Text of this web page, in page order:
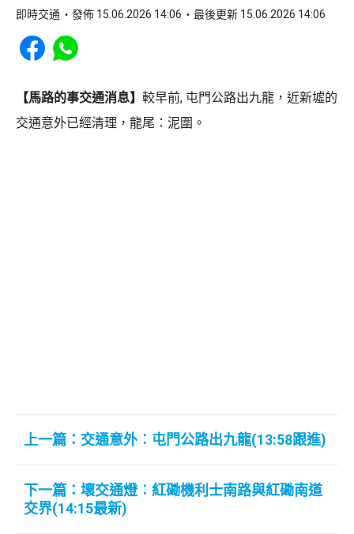
即時交通 發佈 15.06.2026 14:06 最後更新 15.06.2026 14:06
Share to Facebook
Share to WhatsApp
【馬路的事交通消息】 較早前, 屯門公路出九龍，近新墟的
交通意外已經清理，龍尾：泥圍。
上一篇：交通意外︰屯門公路出九龍(13:58跟進)
下一篇：壞交通燈︰紅磡機利士南路與紅磡南道
交界(14:15最新)